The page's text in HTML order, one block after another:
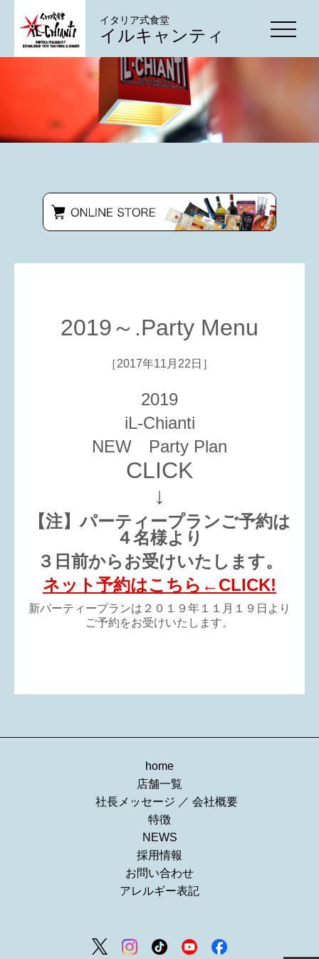
イタリア式食堂
イルキャンティ
2019～.Party Menu
［2017年11月22日］
2019
iL-Chianti
NEW Party Plan
CLICK
↓
【注】パーティープランご予約は
４名様より
３日前からお受けいたします。
ネット予約はこちら←CLICK!
新パーティープランは２０１９年１１月１９日より
ご予約をお受けいたします。
home
店舗一覧
社長メッセージ ／ 会社概要
特徴
NEWS
採用情報
お問い合わせ
アレルギー表記